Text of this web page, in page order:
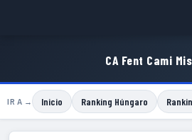
CA Fent Cami
IR A → Inicio Ranking Húngaro